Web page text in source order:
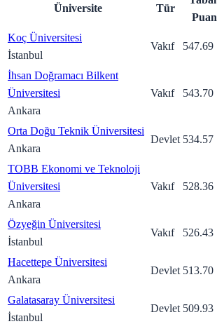
Üniversite Tür
Puan
Koç Üniversitesi
İstanbul
Vakıf 547.69
İhsan Doğramacı Bilkent
Üniversitesi
Ankara
Vakıf 543.70
Orta Doğu Teknik Üniversitesi
Ankara
Devlet 534.57
TOBB Ekonomi ve Teknoloji
Üniversitesi
Ankara
Vakıf 528.36
Özyeğin Üniversitesi
İstanbul
Vakıf 526.43
Hacettepe Üniversitesi
Ankara
Devlet 513.70
Galatasaray Üniversitesi
İstanbul
Devlet 509.93